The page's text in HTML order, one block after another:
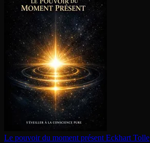
Le pouvoir du moment présent Eckhart Tolle